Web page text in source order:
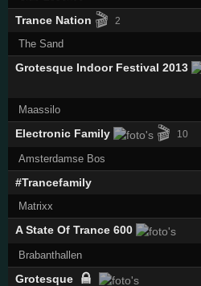
Trance Nation 🎬 2
The Sand
Grotesque Indoor Festival 2013
Maassilo
Electronic Family 🎬 10
Amsterdamse Bos
#Trancefamily
Matrixx
A State Of Trance 600
Brabanthallen
Grotesque